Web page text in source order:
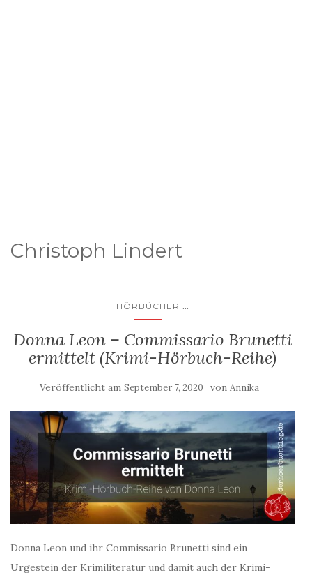
Christoph Lindert
HÖRBÜCHER ...
Donna Leon – Commissario Brunetti
ermittelt (Krimi-Hörbuch-Reihe)
Veröffentlicht am September 7, 2020 von Annika
Donna Leon und ihr Commissario Brunetti sind ein
Urgestein der Krimiliteratur und damit auch der Krimi-